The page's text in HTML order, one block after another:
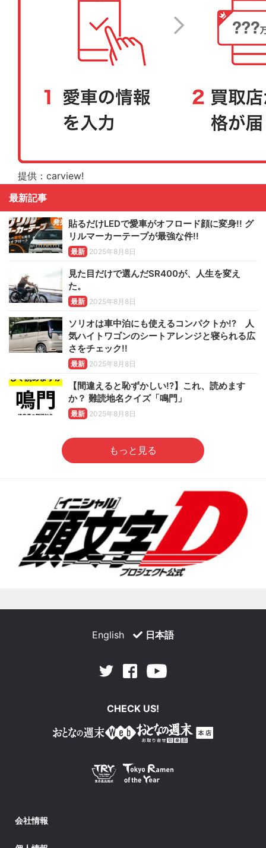
提供：carview!
最新記事
貼るだけLEDで愛車がオフロード顔に変身!! グ
リルマーカーテープが最強な件!!
最新 2025年8月8日
見た目だけで選んだSR400が、人生を変え
た。
最新 2025年8月8日
ソリオは車中泊にも使えるコンパクトか!? 人
気ハイトワゴンのシートアレンジと寝られる広
さをチェック!!
最新 2025年8月8日
【間違えると恥ずかしい!?】これ、読めます
か？ 難読地名クイズ「鳴門」
最新 2025年8月8日
もっと見る
English 日本語
Twitter Facebook
CHECK US!
会社情報